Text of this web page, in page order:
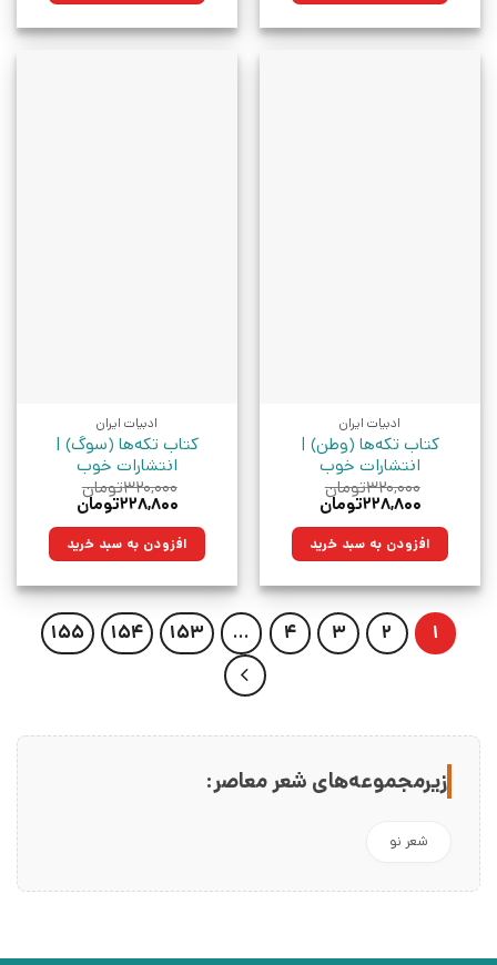
ادبیات ایران
کتاب تکه‌ها (وطن) |
انتشارات خوب
۳۲۰,۰۰۰تومان
قیمت
۳۲۰,۰۰۰تومان
بود.
۲۲۸,۸۰۰تومان
۲۲۸,۸۰۰تومان.افزودن به سبد خرید
ادبیات ایران
کتاب تکه‌ها (سوگ) |
انتشارات خوب
۳۲۰,۰۰۰تومان
قیمت
۳۲۰,۰۰۰تومان
بود.
۲۲۸,۸۰۰تومان
۲۲۸,۸۰۰تومان.افزودن به سبد خرید
1
2
3
4
…
153
154
155
زیرمجموعه‌های شعر معاصر:
شعر نو